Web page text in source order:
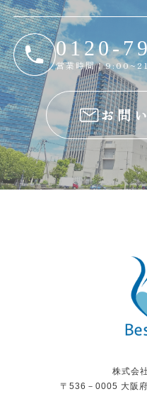
0120-
営業時間：
お問
株式会
〒536－0005 大阪